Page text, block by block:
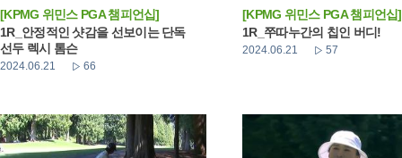
[KPMG 위민스 PGA 챔피언십]
1R_안정적인 샷감을 선보이는 단독
선두 렉시 톰슨
2024.06.21 66
[KPMG 위민스 PGA 챔피언십]
1R_쭈따누간의 칩인 버디!
2024.06.21 57